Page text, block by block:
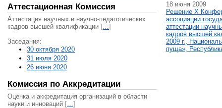
Аттестационная Комиссия
Аттестация научных и научно-педагогических
кадров высшей квалификации […]
Заседания:
30 октября 2020
31 июля 2020
26 июня 2020
Комиссия по Аккредитации
Оценка и аккредитация организаций в области
науки и инноваций […]
18 июня 2009
Решение X
ассоциации
аттестации
кадров высшей
2009 г.,
пуща»,